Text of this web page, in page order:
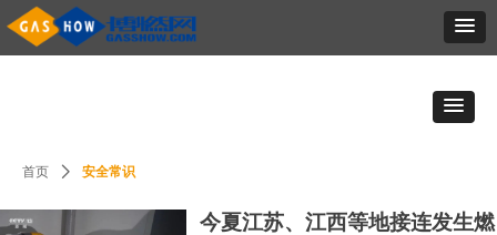
首页 ꄲ 安全常识
今夏江苏、江西等地接连发生燃